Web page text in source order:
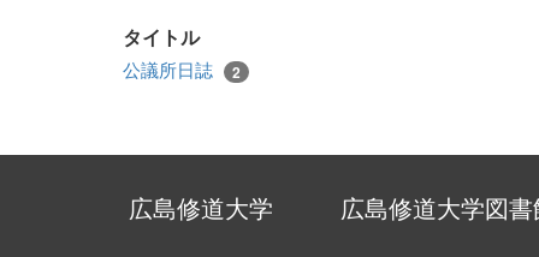
タイトル
公議所日誌 2
広島修道大学 広島修道大学図